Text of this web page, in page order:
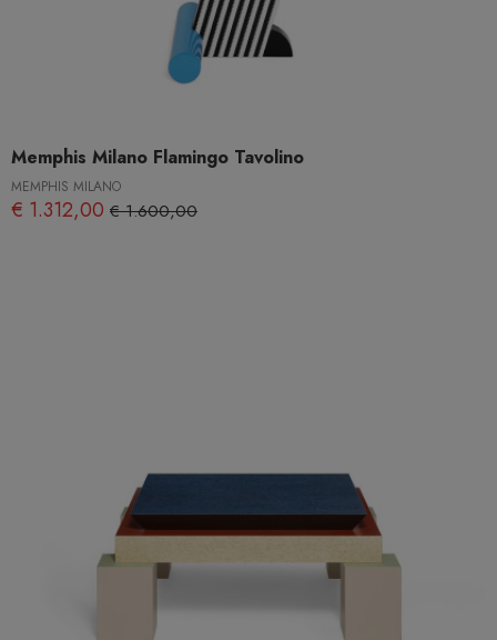
Memphis Milano Flamingo Tavolino
MEMPHIS MILANO
€ 1.312,00 € 1.600,00